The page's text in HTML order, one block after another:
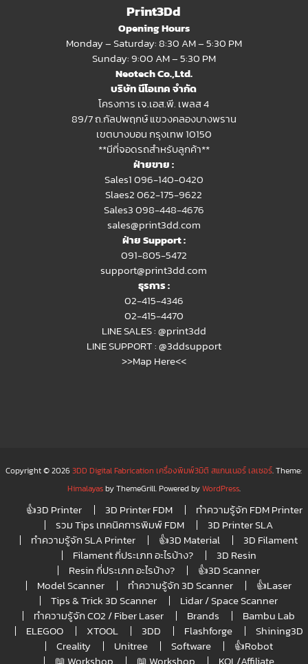
Print3Dd
Opening Hours
Monday – Saturday: 8:30 AM – 5:30 PM
Sunday: 9:00 AM – 5:30 PM
Neotech Co.,Ltd.
บริษัท นีโอเทค จำกัด
โครงการ เจ.เอส.พี. เพลส 4
89/7 ถ.กัลปพฤกษ์ แขวงคลองบางพราน
เขตบางบอน กรุงเทพ 10150
**มีที่จอดรถสำหรับลูกค้า**
ฝ่ายขาย :
Sales1 096-140-0420
Slaes2062-175-9622
Sales3 098-448-4676
sales@print3dd.com
ฝ่าย Support :
091-805-5472
support@print3dd.com
ธุรการ :
02-415-4346
02-415-4470
LINE SALES :@print3dd
LINE SUPPORT :@3ddsupport
>>Map Here<<
Copyright © 20263DD Digital Fabrication เครื่องพิมพ์3มิติ สแกนเนอร์ เลเซอร์. Theme:
Himalayasby ThemeGrill. Powered byWordPress.
👍3D Printer 3D Printer FDM
ทำความรู้จัก FDM Printer
รวม Tips เทคนิคการพิมพ์ FDM
3D Printer SLA
ทำความรู้จัก SLA Printer
👍3D Material
3D Filament
Filament กี่ประเภท อะไรบ้าง?
3D Resin
Resin กี่ประเภท อะไรบ้าง?
👍3D Scanner
Model Scanner
ทำความรู้จัก 3D Scanner
👍Laser
Tips & Trick 3D Scanner
Lidar / Space Scanner
ทำความรู้จัก CO2 / Fiber Laser
Brands
Bambu Lab
ELEGOO
XTOOL 3DD Flashforge
Shining3D
Creality
Unitree Software
👍Robot